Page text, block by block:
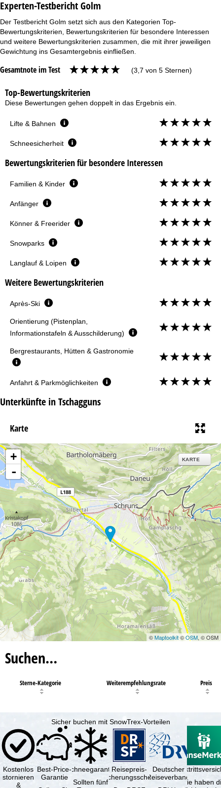
Experten-Testbericht Golm
Der Testbericht Golm setzt sich aus den Kategorien Top-
Bewertungskriterien, Bewertungskriterien für besondere Interessen
und weitere Bewertungskriterien zusammen, die mit ihrer jeweiligen
Gewichtung ins Gesamtergebnis einfließen.
Gesamtnote im Test (3,7 von 5 Sternen)
Top-Bewertungskriterien
Diese Bewertungen gehen doppelt in das Ergebnis ein.
Lifte & Bahnen
Schneesicherheit
Bewertungskriterien für besondere Interessen
Familien & Kinder
Anfänger
Könner & Freerider
Snowparks
Langlauf & Loipen
Weitere Bewertungskriterien
Après-Ski
Orientierung (Pistenplan,
Informationstafeln & Ausschilderung)
Bergrestaurants, Hütten & Gastronomie
Anfahrt & Parkmöglichkeiten
Unterkünfte in Tschagguns
Karte
+
-
KARTE
©Maptoolkit©OSM, © OSM
Suchen…
Sterne-Kategorie Weiterempfehlungsrate Preis
Sicher buchen mit SnowTrex-Vorteilen
Kostenlos
stornieren
&
Best-Price-
Garantie
Schneegarantie
Sollten fünf
Reisepreis-
Sicherungsschein
Deutscher
Reiseverband
Sie haben